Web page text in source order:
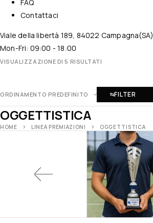
FAQ
Contattaci
Viale della libertà 189, 84022 Campagna(SA)
Mon-Fri: 09:00 - 18:00
VISUALIZZAZIONE DI 5 RISULTATI
ORDINAMENTO PREDEFINITO FILTER
OGGETTISTICA
HOME LINEA PREMIAZIONI OGGETTISTICA